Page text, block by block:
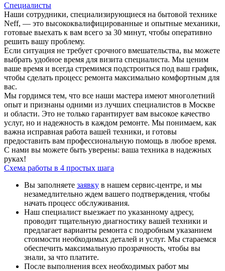
Специалисты
Наши сотрудники, специализирующиеся на бытовой технике
Neff, — это высококвалифицированные и опытные механики,
готовые выехать к вам всего за 30 минут, чтобы оперативно
решить вашу проблему.
Если ситуация не требует срочного вмешательства, вы можете
выбрать удобное время для визита специалиста. Мы ценим
ваше время и всегда стремимся подстроиться под ваш график,
чтобы сделать процесс ремонта максимально комфортным для
вас.
Мы гордимся тем, что все наши мастера имеют многолетний
опыт и признаны одними из лучших специалистов в Москве
и области. Это не только гарантирует вам высокое качество
услуг, но и надежность в каждом ремонте. Мы понимаем, как
важна исправная работа вашей техники, и готовы
предоставить вам профессиональную помощь в любое время.
С нами вы можете быть уверены: ваша техника в надежных
руках!
Схема работы в 4 простых шага
Вы заполняете заявку в нашем сервис-центре, и мы
незамедлительно ждем вашего подтверждения, чтобы
начать процесс обслуживания.
Наш специалист выезжает по указанному адресу,
проводит тщательную диагностику вашей техники и
предлагает варианты ремонта с подробным указанием
стоимости необходимых деталей и услуг. Мы стараемся
обеспечить максимальную прозрачность, чтобы вы
знали, за что платите.
После выполнения всех необходимых работ мы